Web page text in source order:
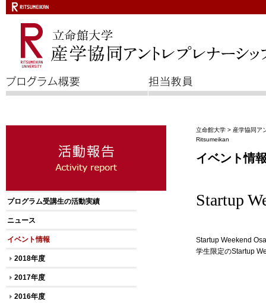
立命館大学 > 産学協同ア
Ritsumeikan
イベント情
Startup
Startup Weekend
学生限定のStartup
プログラム受講生の活動実績
ニュース
イベント情報
2018年度
2017年度
2016年度